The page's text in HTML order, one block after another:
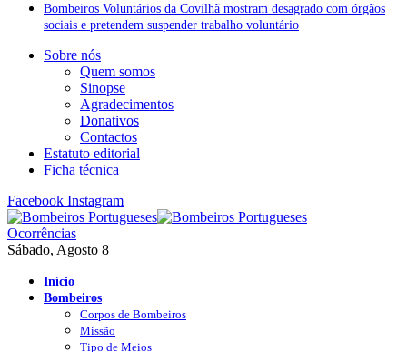
Bombeiros Voluntários da Covilhã mostram desagrado com órgãos
sociais e pretendem suspender trabalho voluntário
Sobre nós
Quem somos
Sinopse
Agradecimentos
Donativos
Contactos
Estatuto editorial
Ficha técnica
Facebook Instagram
Ocorrências
Sábado, Agosto 8
Início
Bombeiros
Corpos de Bombeiros
Missão
Tipo de Meios